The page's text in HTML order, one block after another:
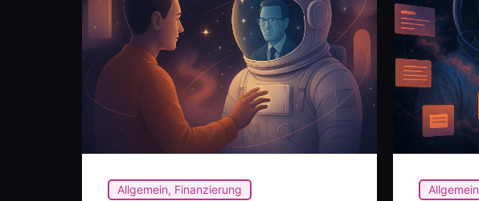
Allgemein, Finanzierung Allgemein